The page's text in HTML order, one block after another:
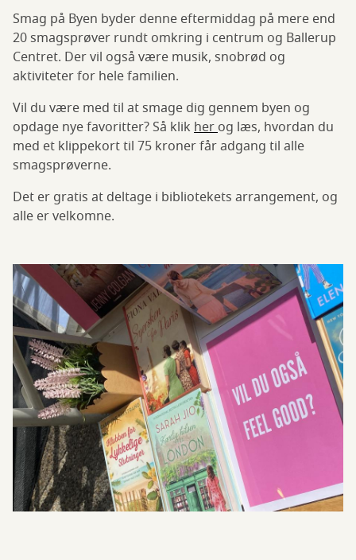
Smag på Byen byder denne eftermiddag på mere end
20 smagsprøver rundt omkring i centrum og Ballerup
Centret. Der vil også være musik, snobrød og
aktiviteter for hele familien.
Vil du være med til at smage dig gennem byen og
opdage nye favoritter? Så klik herog læs, hvordan du
med et klippekort til 75 kroner får adgang til alle
smagsprøverne.
Det er gratis at deltage i bibliotekets arrangement, og
alle er velkomne.